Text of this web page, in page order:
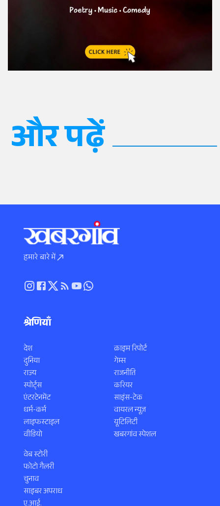
और पढ़ें
हमारे बारे में
श्रेणियाँ
देश
दुनिया
राज्य
स्पोर्ट्स
एंटरटेनमेंट
धर्म-कर्म
लाइफस्टाइल
वीडियो
क्राइम रिपोर्ट
गेम्स
राजनीति
करियर
साइंस-टेक
वायरल न्यूज़
यूटिलिटी
खबरगांव स्पेशल
वेब स्टोरी
फोटो गैलरी
चुनाव
साइबर अपराध